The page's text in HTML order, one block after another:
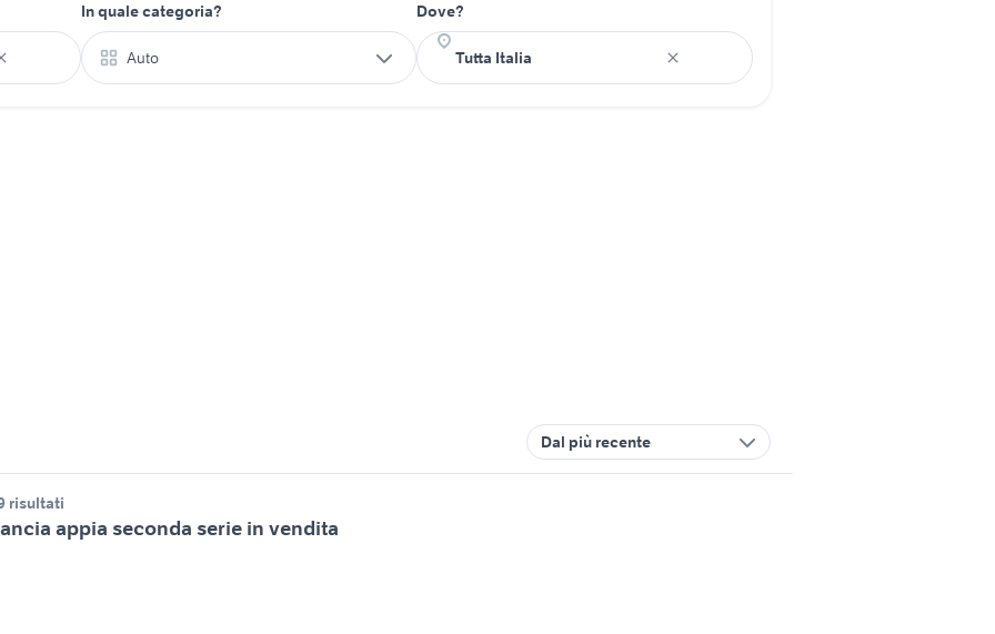
In quale categoria?
Auto
Dove?
Dal più recente
risultati
appia seconda serie in vendita